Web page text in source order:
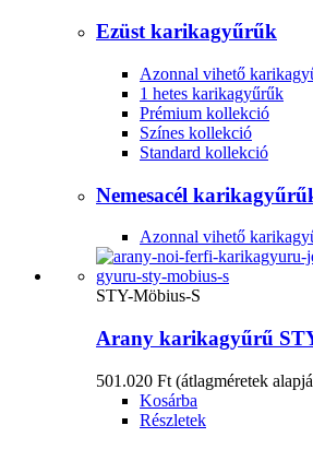
Ezüst karikagyűrűk
Azonnal vihető
1 hetes karikagyűrűk
Prémium kollekció
Színes kollekció
Standard kollekció
Nemesacél
Azonnal vihető
STY-Möbius-S
Arany karikagyűrű
501.020 Ft (átlagméretek
Kosárba
Részletek